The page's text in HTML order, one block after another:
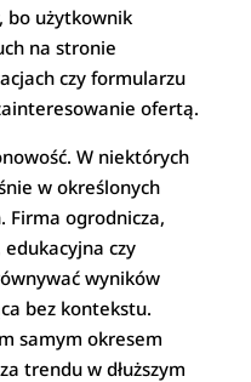
bo użytkownik
na stronie
czy formularzu
ofertą.
W niektórych
w określonych
Firma ogrodnicza,
czy
wyników
bez kontekstu.
samym okresem
trendu w dłuższym